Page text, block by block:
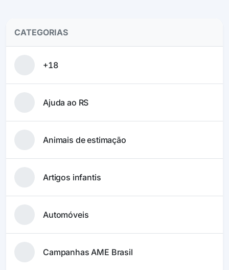
CATEGORIAS
+18
Ajuda ao RS
Animais de estimação
Artigos infantis
Automóveis
Campanhas AME Brasil